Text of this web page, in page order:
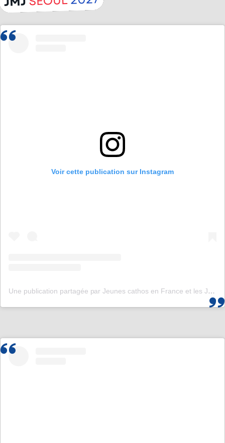
Voir cette publication sur Instagram
Une publication partagée par Jeunes cathos en France et les JMJ de Corée 2027 (@jeunescathos_fr)